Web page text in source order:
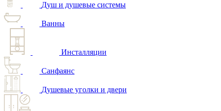
Душ и душевые системы
Ванны
Инсталляции
Санфаянс
Душевые уголки и двери